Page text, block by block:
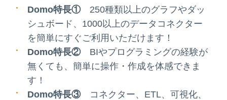
Domo特長①250種類以上のグラフやダッ
シュボード、1000以上のデータコネクター
を簡単にすぐご利用いただけます！
Domo特長②BIやプログラミングの経験が
無くても、簡単に操作・作成を体感できま
す！
Domo特長③コネクター、ETL、可視化、